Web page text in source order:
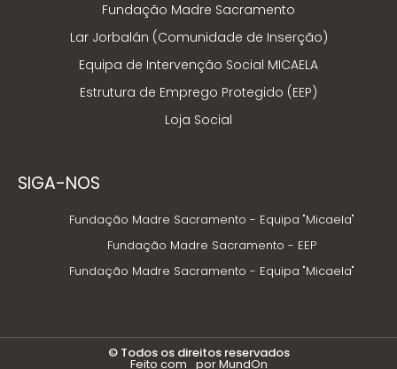
Fundação Madre Sacramento
Lar Jorbalán (Comunidade de Inserção)
Equipa de Intervenção Social MICAELA
Estrutura de Emprego Protegido (EEP)
Loja Social
SIGA-NOS
Fundação Madre Sacramento - Equipa "Micaela"
Fundação Madre Sacramento - EEP
Fundação Madre Sacramento - Equipa "Micaela"
© Todos os direitos reservados
Feito com por MundOn